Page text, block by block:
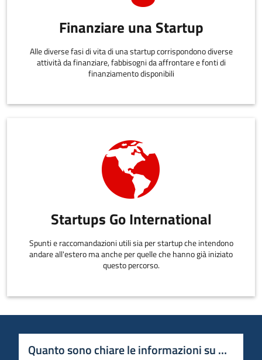
Finanziare una Startup
Alle diverse fasi di vita di una startup corrispondono diverse
attività da finanziare, fabbisogni da affrontare e fonti di
finanziamento disponibili
Startups Go International
Spunti e raccomandazioni utili sia per startup che intendono
andare all'estero ma anche per quelle che hanno già iniziato
questo percorso.
Quanto sono chiare le informazioni su questa